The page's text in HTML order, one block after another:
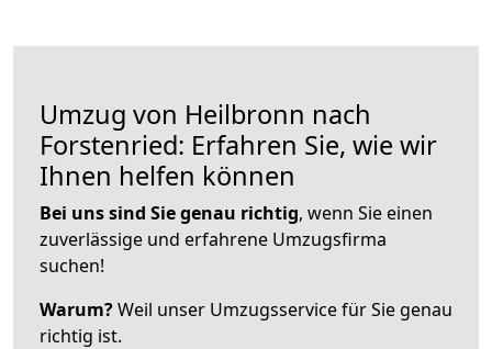
Umzug von Heilbronn nach
Forstenried: Erfahren Sie, wie wir
Ihnen helfen können
Bei uns sind Sie genau richtig, wenn Sie einen
zuverlässige und erfahrene Umzugsfirma
suchen!
Warum?Weil unser Umzugsservice für Sie genau
richtig ist.